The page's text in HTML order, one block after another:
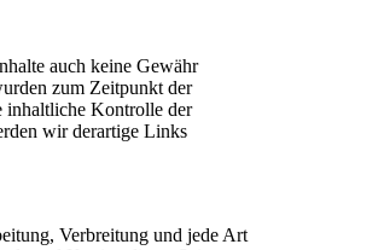
auch keine Gewähr
zum Zeitpunkt der
inhaltliche Kontrolle der
wir derartige Links
Verbreitung und jede Art